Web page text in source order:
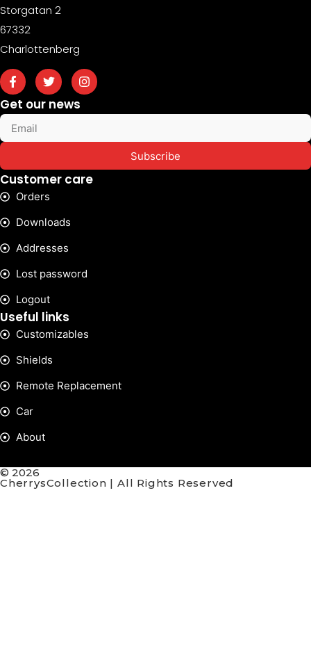
Storgatan 2
67332
Charlottenberg
Get our news
Subscribe
Customer care
Orders
Downloads
Addresses
Lost password
Logout
Useful links
Customizables
Shields
Remote Replacement
Car
About
© 2026
CherrysCollection | All Rights Reserved